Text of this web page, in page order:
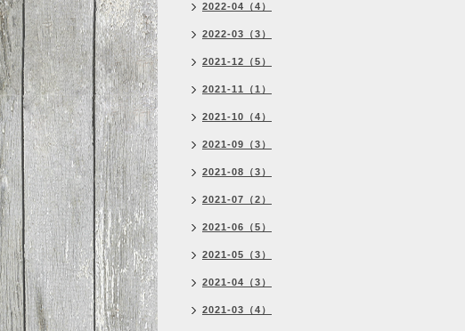
2022-04（4）
2022-03（3）
2021-12（5）
2021-11（1）
2021-10（4）
2021-09（3）
2021-08（3）
2021-07（2）
2021-06（5）
2021-05（3）
2021-04（3）
2021-03（4）